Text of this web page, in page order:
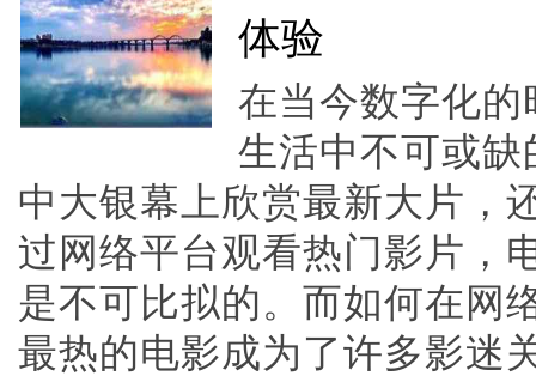
体验
在当今数字化
生活中不可或
中大银幕上欣赏最新大片，
过网络平台观看热门影片，
是不可比拟的。而如何在网
最热的电影成为了许多影迷